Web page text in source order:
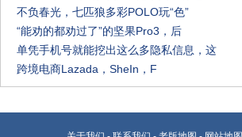
不负春光，七匹狼多彩POLO玩“色”
“能劝的都劝过了”的坚果Pro3，后
单凭手机号就能挖出这么多隐私信息，这
跨境电商Lazada，SheIn，F